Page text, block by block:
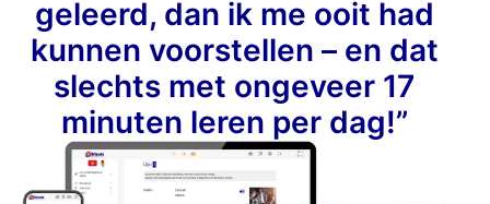
geleerd, dan ik me ooit had
kunnen voorstellen – en dat
slechts met ongeveer 17
minuten leren per dag!”